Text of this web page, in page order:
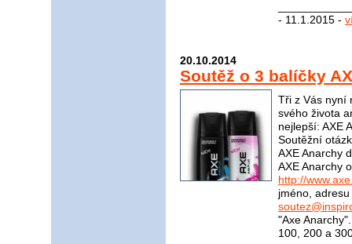
- 11.1.2015 -
20.10.2014
Soutěž o 3 balíčky
Tři z Vás nyní
svého života
nejlepší: AXE
Soutěžní
AXE Anarchy
AXE Anarchy
http://
jméno,
"Axe
100, 200 a